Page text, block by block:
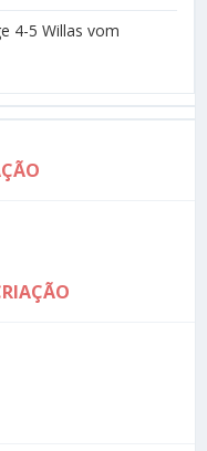
4-5 Willas vom